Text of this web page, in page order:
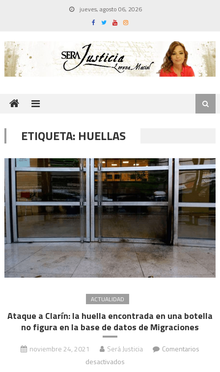
jueves, agosto 06, 2026
ETIQUETA: HUELLAS
ACTUALIDAD
Ataque a Clarín: la huella encontrada en una botella
no figura en la base de datos de Migraciones
noviembre 24, 2021 Será Justicia
Comentarios
desactivados